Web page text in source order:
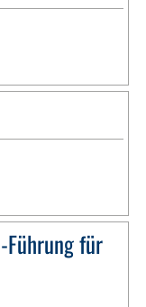
für